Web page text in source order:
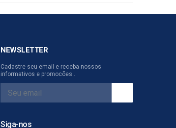
NEWSLETTER
Cadastre seu email e receba nossos
informativos e promocões .
Siga-nos